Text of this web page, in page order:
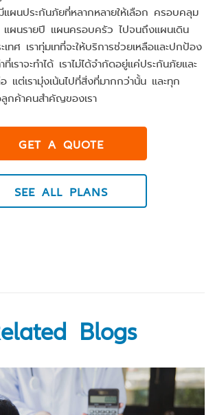
แผนประกันภัยที่หลากหลายให้เลือก ครอบคลุม
แผนรายปี แผนครอบครัว ไปจนถึงแผนเดิน
ทศ เราทุ่มเทที่จะให้บริการช่วยเหลือและปกป้อง
เราจะทำได้ เราไม่ได้จำกัดอยู่แค่ประกันภัยและ
แต่เรามุ่งเน้นไปที่สิ่งที่มากกว่านั้น และทุก
ลูกค้าคนสำคัญของเรา
GET A QUOTE
SEE ALL PLANS
Blogs